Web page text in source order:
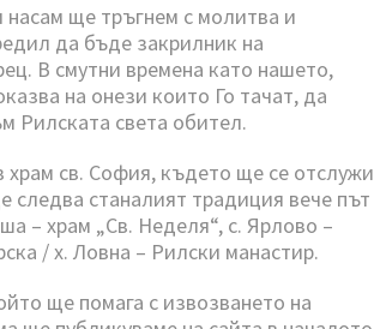
насам ще тръгнем с молитва и
да бъде закрилник на
В смутни времена като нашето,
на онeзи които Го тачат, да
Рилската света обител.
храм св. София, където ще се отслужи
следва станалият традиция вече път
– храм „Св. Неделя“, с. Ярлово –
/ х. Ловна – Рилски манастир.
ще помага с извозването на